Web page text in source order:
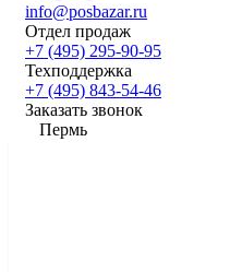
info@posbazar.ru
Отдел продаж
+7 (495) 295-90-95
Техподдержка
+7 (495) 843-54-46
Заказать звонок
Пермь